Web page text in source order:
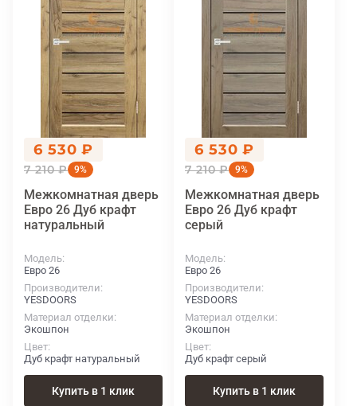
6 530 ₽
7 210 ₽ 9%
Межкомнатная дверь
Евро 26 Дуб крафт
натуральный
Модель
Евро 26
Производители
YESDOORS
Материал отделки
Экошпон
Цвет
Дуб крафт натуральный
Купить в 1 клик
6 530 ₽
7 210 ₽ 9%
Межкомнатная дверь
Евро 26 Дуб крафт
серый
Модель
Евро 26
Производители
YESDOORS
Материал отделки
Экошпон
Цвет
Дуб крафт серый
Купить в 1 клик